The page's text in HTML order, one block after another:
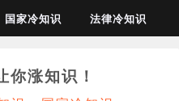
国家冷知识 法律冷知识
你涨知识！